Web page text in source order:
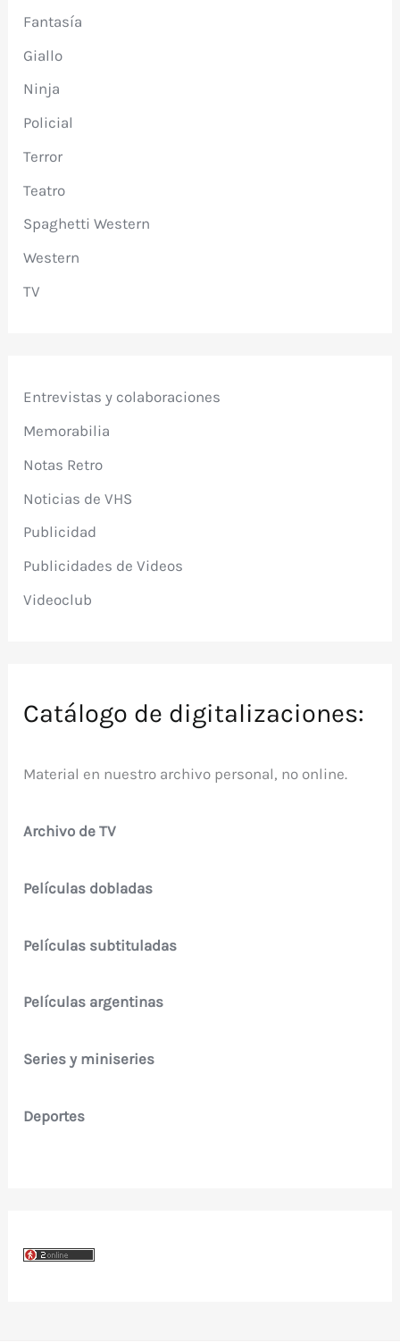
Fantasía
Giallo
Ninja
Policial
Terror
Teatro
Spaghetti Western
Western
TV
Entrevistas y colaboraciones
Memorabilia
Notas Retro
Noticias de VHS
Publicidad
Publicidades de Videos
Videoclub
Catálogo de digitalizaciones:
Material en nuestro archivo personal, no online.
Archivo de TV
Películas dobladas
Películas subtituladas
Películas argentinas
Series y miniseries
Deportes